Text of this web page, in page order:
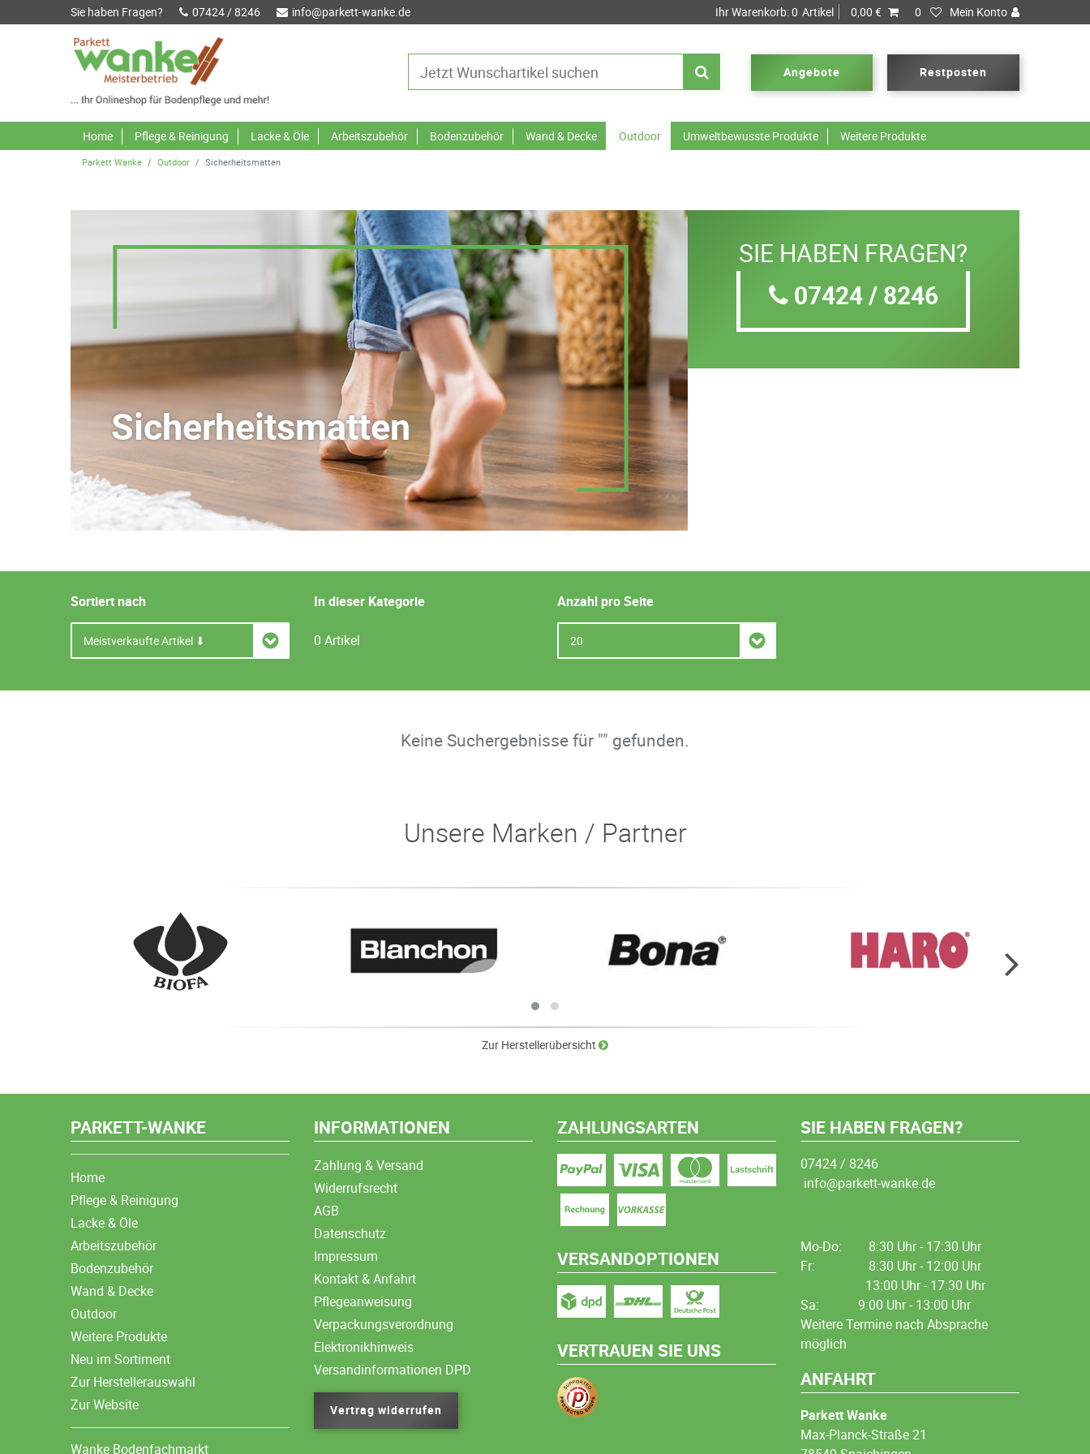
Sie haben Fragen? 07424 / 8246 info@parkett-wanke.de Mein Konto
0
Ihr Warenkorb:0 Artikel 0,00 €
Angebote Restposten
Home Pflege & Reinigung Lacke & Öle Arbeitszubehör Bodenzubehör Wand & Decke Outdoor Umweltbewusste Produkte Weitere Produkte
Parkett Wanke Outdoor Sicherheitsmatten
Sicherheitsmatten
SIE HABEN FRAGEN?
07424 / 8246
Sortiert nach In dieser Kategorie
0 Artikel
Anzahl pro Seite
Keine Suchergebnisse für "" gefunden.
Unsere Marken / Partner
Zur Herstellerübersicht
PARKETT-WANKE
Home
Pflege & Reinigung
Lacke & Öle
Arbeitszubehör
Bodenzubehör
Wand & Decke
Outdoor
Weitere Produkte
Neu im Sortiment
Zur Herstellerauswahl
Zur Website
Wanke Bodenfachmarkt
INFORMATIONEN
Zahlung & Versand
Widerrufsrecht
AGB
Datenschutz
Impressum
Kontakt & Anfahrt
Pflegeanweisung
Verpackungsverordnung
Elektronikhinweis
Versandinformationen DPD
Vertrag widerrufen
ZAHLUNGSARTEN
VERSANDOPTIONEN
VERTRAUEN SIE UNS
SIE HABEN FRAGEN?
07424 / 8246
info@parkett-wanke.de
Mo-Do:
8:30 Uhr - 17:30 Uhr
Fr:
8:30 Uhr - 12:00 Uhr
13:00 Uhr - 17:30 Uhr
Sa: 9:00 Uhr - 13:00 Uhr
Weitere Termine nach Absprache
möglich
ANFAHRT
Parkett Wanke
Max-Planck-Straße 21